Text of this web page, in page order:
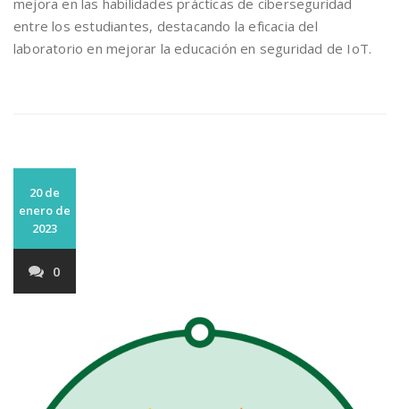
entre los estudiantes, destacando la eficacia del
laboratorio en mejorar la educación en seguridad de IoT.
20 de
enero de
2023
0